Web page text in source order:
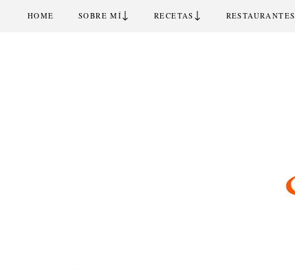
HOME SOBRE MÍ↓ RECETAS ↓ RESTAURANTES